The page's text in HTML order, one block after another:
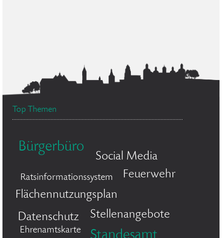
Top Themen
Bürgerbüro
Social Media
Ratsinformationssystem
Feuerwehr
Flächennutzungsplan
Datenschutz
Stellenangebote
Ehrenamtskarte